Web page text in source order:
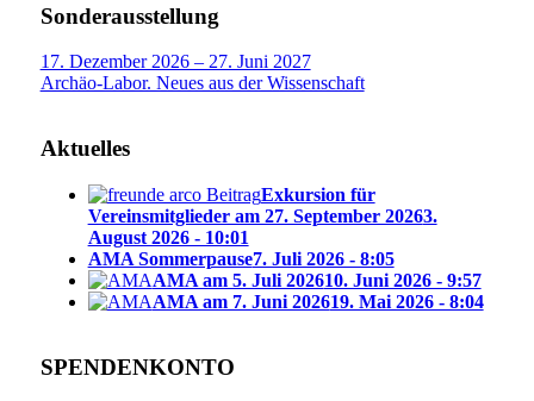
Sonderausstellung
17. Dezember 2026 – 27. Juni 2027
Archäo-Labor. Neues aus der Wissenschaft
Aktuelles
Exkursion für
Vereinsmitglieder am 27. September 20263.
August 2026 - 10:01
AMA Sommerpause7. Juli 2026 - 8:05
AMA am 5. Juli 202610. Juni 2026 - 9:57
AMA am 7. Juni 202619. Mai 2026 - 8:04
SPENDENKONTO